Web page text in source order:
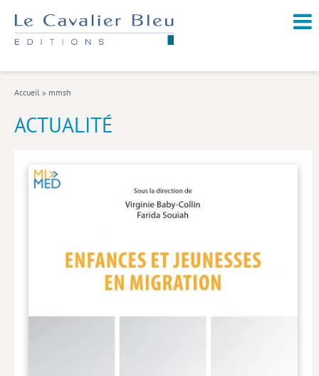
Géopolitique
Histoire
Religions
Santé et médecine
Sciences
Accueil » mmsh
ACTUALITÉ